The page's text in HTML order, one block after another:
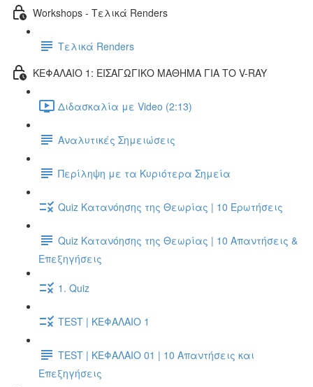
Workshops - Τελικά Renders
Τελικά Renders
ΚΕΦΑΛΑΙΟ 1: ΕΙΣΑΓΩΓΙΚΟ ΜΑΘΗΜΑ ΓΙΑ ΤΟ V-RAY
Διδασκαλία με Video (2:13)
Αναλυτικές Σημειώσεις
Περίληψη με τα Κυριότερα Σημεία
Quiz Κατανόησης της Θεωρίας | 10 Ερωτήσεις
Quiz Κατανόησης της Θεωρίας | 10 Απαντήσεις &
Επεξηγήσεις
1. Quiz
TEST | ΚΕΦΑΛΑΙΟ 1
TEST | ΚΕΦΑΛΑΙΟ 01 | 10 Απαντήσεις και
Επεξηγήσεις